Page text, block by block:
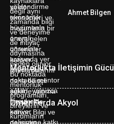
Ahmet Bilgen
Mentorlukta İletişimin Gücü
Ömer Ferda Akyol